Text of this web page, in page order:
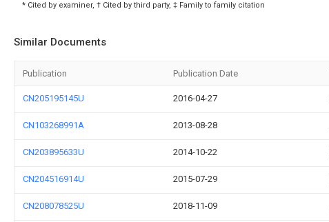
* Cited by examiner, † Cited by third party, ‡ Family to family citation
Similar Documents
Publication Publication Date
CN205195145U 2016-04-27
CN103268991A 2013-08-28
CN203895633U 2014-10-22
CN204516914U 2015-07-29
CN208078525U 2018-11-09